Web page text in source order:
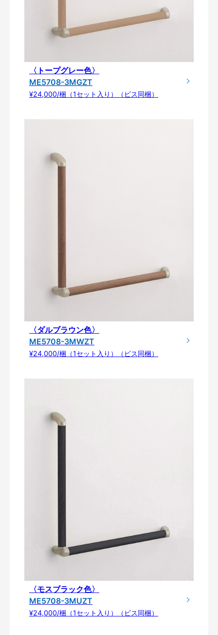
〈トープグレー色〉
ME5708-3MGZT
¥24,000/梱（1セット入り）（ビス同梱）
〈ダルブラウン色〉
ME5708-3MWZT
¥24,000/梱（1セット入り）（ビス同梱）
〈モスブラック色〉
ME5708-3MUZT
¥24,000/梱（1セット入り）（ビス同梱）